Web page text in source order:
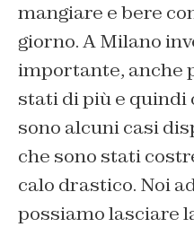
mangiare e bere
giorno. A Milano
importante, anche
stati di più e quindi
sono alcuni casi
che sono stati
calo drastico. Noi
possiamo lasciare